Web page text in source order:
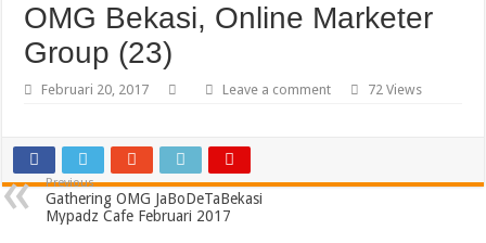
OMG Bekasi, Online Marketer
Group (23)
Februari 20, 2017 Leave a comment 72 Views
Previous
Gathering OMG JaBoDeTaBekasi
Mypadz Cafe Februari 2017